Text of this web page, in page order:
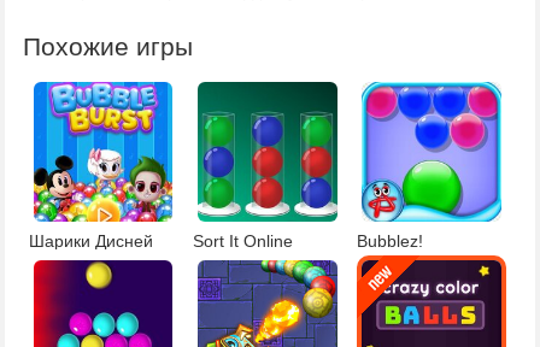
Похожие игры
Шарики Дисней Sort It Online Bubblez!